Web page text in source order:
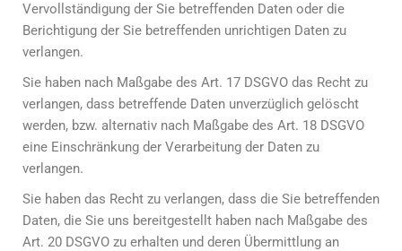
Vervollständigung der Sie betreffenden Daten oder die
Berichtigung der Sie betreffenden unrichtigen Daten zu
verlangen.
Sie haben nach Maßgabe des Art. 17 DSGVO das Recht zu
verlangen, dass betreffende Daten unverzüglich gelöscht
werden, bzw. alternativ nach Maßgabe des Art. 18 DSGVO
eine Einschränkung der Verarbeitung der Daten zu
verlangen.
Sie haben das Recht zu verlangen, dass die Sie betreffenden
Daten, die Sie uns bereitgestellt haben nach Maßgabe des
Art. 20 DSGVO zu erhalten und deren Übermittlung an